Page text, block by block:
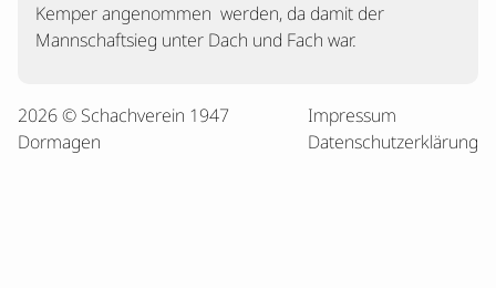
Kemper angenommen werden, da damit der
Mannschaftsieg unter Dach und Fach war.
2026 © Schachverein 1947
Dormagen
Impressum
Datenschutzerklärung